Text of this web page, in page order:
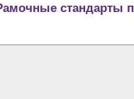
стандарты